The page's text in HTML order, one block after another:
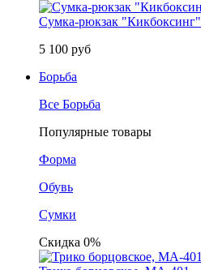
Сумка-рюкзак "Кикбоксинг"
5 100 руб
Борьба
Все Борьба
Популярные товары
Форма
Обувь
Сумки
Скидка 0%